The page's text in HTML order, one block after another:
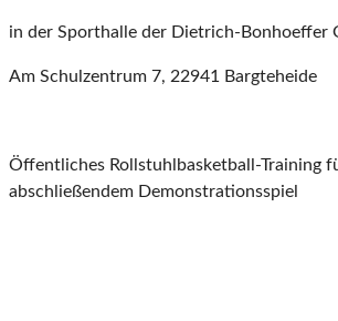
in der Sporthalle der Dietrich-Bonhoeffer
Am Schulzentrum 7, 22941 Bargteheide
Öffentliches Rollstuhlbasketball-Training
abschließendem Demonstrationsspiel